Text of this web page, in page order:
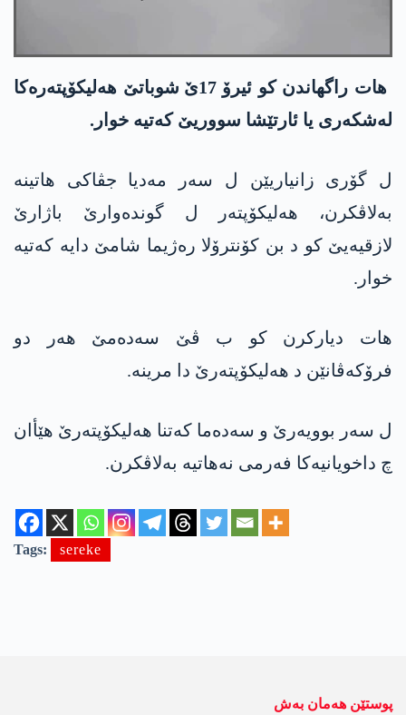
ھات راگھاندن کو ئیرۆ 17ێ شوباتێ ھەلیکۆپتەرەکا
لەشکەری یا ئارتێشا سووریێ کەتیە خوار.
ل گۆری زانیاریێن ل سەر مەدیا جڤاکی ھاتینە
بەلاڤکرن، ھەلیکۆپتەر ل گوندەوارێ باژارێ
لازقیەیێ کو د بن کۆنترۆلا رەژیما شامێ دایە کەتیە
خوار.
ھات دیارکرن کو ب ڤێ سەدەمێ هەر دو
فرۆکەڤانێن د ھەلیکۆپتەرێ دا مرینە.
ل سەر بوویەرێ و سەدەما کەتنا ھەلیکۆپتەرێ هێأان
چ داخویانیەکا فەرمی نەھاتیە بەلاڤکرن.
Tags: sereke
پوستێن ھەمان بەش